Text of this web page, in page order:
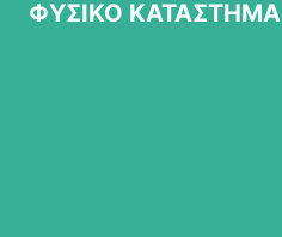
ΦΥΣΙΚΟ ΚΑΤΑΣΤΗΜΑ